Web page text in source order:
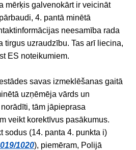
mērķis galvenokārt ir veicināt
4. pantā minētā
neesamība rada
tirgus uzraudzību. Tas arī liecina,
ES noteikumiem.
savas izmeklēšanas gaitā
uzņēmēja vārds un
tām jāpieprasa
veikt korektīvus pasākumus.
sodus (14. panta 4. punkta i)
1020), piemēram, Polijā